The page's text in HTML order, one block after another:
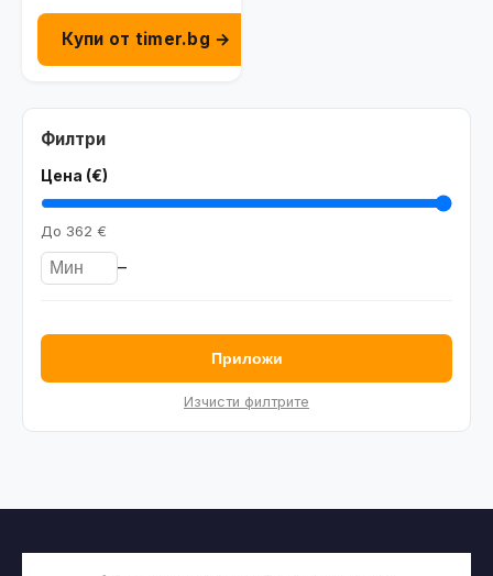
Филтри
Цена (€)
До 362 €
–
Приложи
Изчисти филтрите
Купи от timer.bg →